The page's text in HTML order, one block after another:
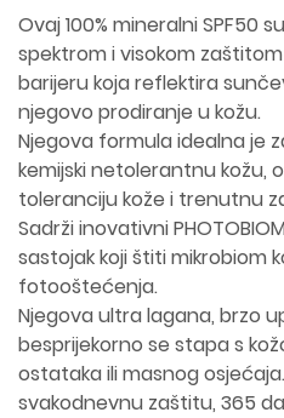
Ovaj 100% mineralni SPF50
spektrom i visokom
barijeru koja reflektira
njegovo prodiranje u kožu.
Njegova formula idealna je
kemijski netolerantnu kožu,
toleranciju kože i trenutnu
Sadrži inovativni
sastojak koji štiti mikrobiom
fotooštećenja.
Njegova ultra lagana, brzo
besprijekorno se stapa s
ostataka ili masnog
svakodnevnu zaštitu, 365